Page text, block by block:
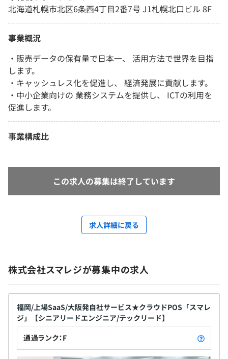
北海道札幌市北区6条西4丁目2番7号 J1札幌北口ビル 8F
事業概況
・販売データの保有量で日本一、 活用方法で世界を目指
します。
・キャッシュレス化を促進し、 経済発展に貢献します。
・中小企業向けの 業務システムを提供し、 ICTの利用を
促進します。
事業構成比
この求人の募集は終了しています
求人詳細に戻る
株式会社スマレジが募集中の求人
福岡/上場SaaS/大阪発自社サービス★クラウドPOS「スマレ
ジ」【シニアリードエンジニア/テックリード】
通過ランク：F